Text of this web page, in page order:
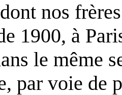
nos
1900, à
le même
par voie de